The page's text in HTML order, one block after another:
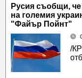
Русия съобщи,
на големия
"Файър Пойнт"
/